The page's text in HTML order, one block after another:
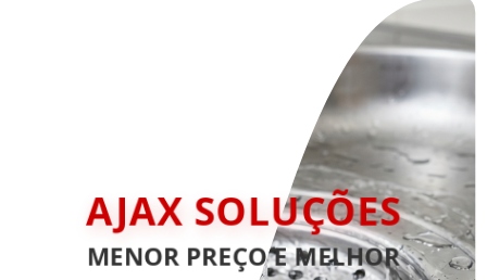
AJAX SOLUÇÕES
MENOR PREÇO E MELHOR